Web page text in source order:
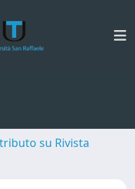
su Rivista